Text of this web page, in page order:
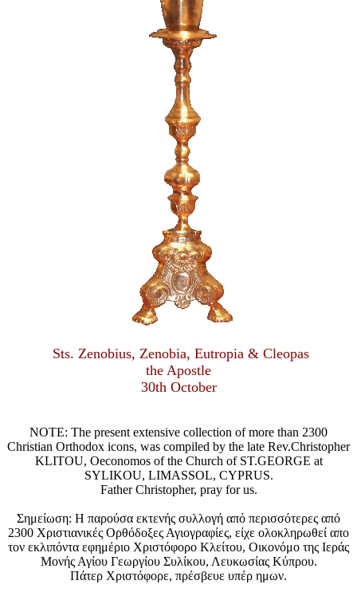
Sts. Zenobius, Zenobia, Eutropia & Cleopas
the Apostle
30th October
NOTE: The present extensive collection of more than 2300
Christian Orthodox icons, was compiled by the late Rev.Christopher
KLITOU, Oeconomos of the Church of ST.GEORGE at
SYLIKOU, LIMASSOL, CYPRUS.
Father Christopher, pray for us.
Σημείωση: Η παρούσα εκτενής συλλογή από περισσότερες από
2300 Χριστιανικές Ορθόδοξες Αγιογραφίες, είχε ολοκληρωθεί απο
τον εκλιπόντα εφημέριο Χριστόφορο Κλείτου, Οικονόμο της Ιεράς
Μονής Αγίου Γεωργίου Συλίκου, Λευκωσίας Κύπρου.
Πάτερ Χριστόφορε, πρέσβευε υπέρ ημων.